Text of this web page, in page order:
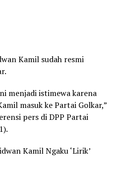
Kamil sudah resmi
menjadi istimewa karena
masuk ke Partai Golkar,”
pers di DPP Partai
Kamil Ngaku ‘Lirik’